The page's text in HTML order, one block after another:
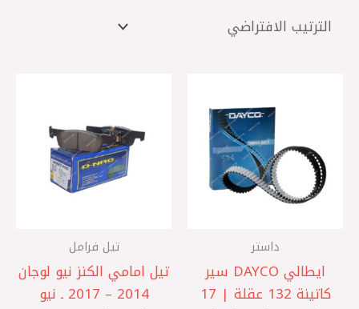
داستر
ايطالي DAYCO سير
كاتينة 132 عقلة | 17
تيل فرامل
تيل امامي الكنز نيو لوجان
2014 – 2017 ـ نيو